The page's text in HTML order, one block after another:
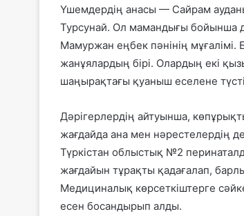
Үшемдердің анасы — Сайрам
Турсунай. Ол мамандығы бойынша
Мамуржан еңбек пәнінің мұғалімі.
жанұялардың бірі. Олардың екі
шаңырақтағы қуаныш еселене
Дәрігерлердің айтуынша,
жағдайда ана мен нәрестелердің
Түркістан облыстық №2
жағдайын тұрақты қадағалап,
Медициналық көрсеткіштерге
есен босандырып алды.